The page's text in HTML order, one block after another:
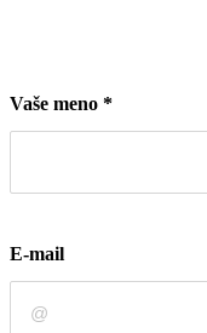
Vaše meno *
E-mail